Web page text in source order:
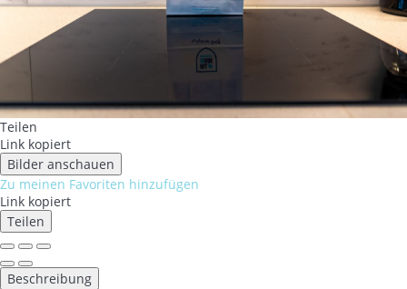
Teilen
Link kopiert
Bilder anschauen
Zu meinen Favoriten hinzufügen
Link kopiert
Teilen
Beschreibung